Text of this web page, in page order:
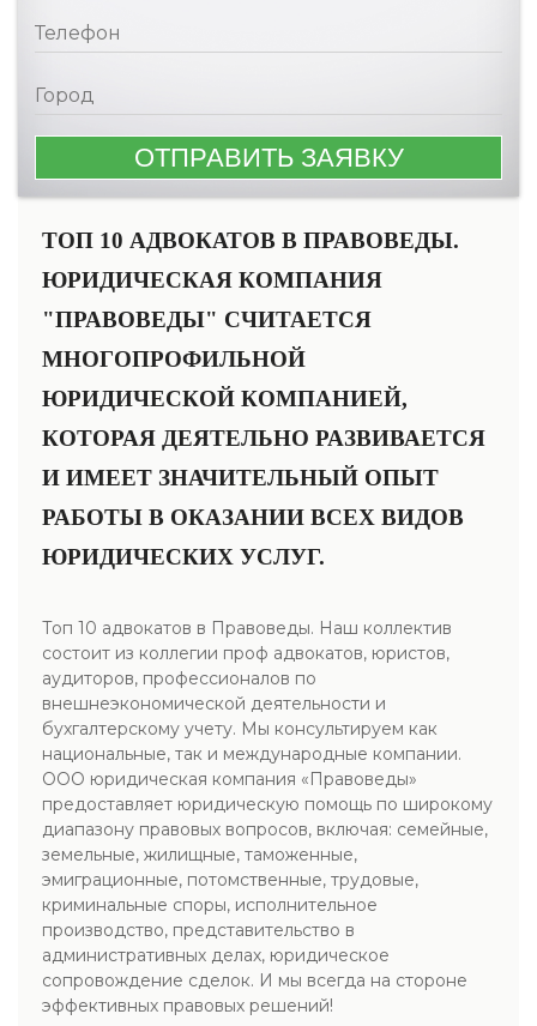
ТОП 10 АДВОКАТОВ В ПРАВОВЕДЫ.
ЮРИДИЧЕСКАЯ КОМПАНИЯ
"ПРАВОВЕДЫ" СЧИТАЕТСЯ
МНОГОПРОФИЛЬНОЙ
ЮРИДИЧЕСКОЙ КОМПАНИЕЙ,
КОТОРАЯ ДЕЯТЕЛЬНО РАЗВИВАЕТСЯ
И ИМЕЕТ ЗНАЧИТЕЛЬНЫЙ ОПЫТ
РАБОТЫ В ОКАЗАНИИ ВСЕХ ВИДОВ
ЮРИДИЧЕСКИХ УСЛУГ.
Топ 10 адвокатов в Правоведы. Наш коллектив
состоит из коллегии проф адвокатов, юристов,
аудиторов, профессионалов по
внешнеэкономической деятельности и
бухгалтерскому учету. Мы консультируем как
национальные, так и международные компании.
ООО юридическая компания «Правоведы»
предоставляет юридическую помощь по широкому
диапазону правовых вопросов, включая: семейные,
земельные, жилищные, таможенные,
эмиграционные, потомственные, трудовые,
криминальные споры, исполнительное
производство, представительство в
административных делах, юридическое
сопровождение сделок. И мы всегда на стороне
эффективных правовых решений!